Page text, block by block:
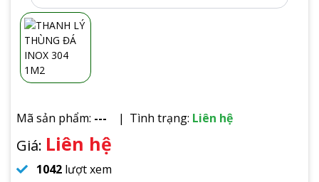
Mã sản phẩm: --- Tình trạng: Liên hệ
Giá: Liên hệ
1042 lượt xem